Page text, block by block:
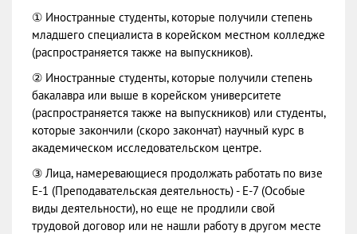
① Иностранные студенты, которые получили степень
младшего специалиста в корейском местном колледже
(распространяется также на выпускников).
② Иностранные студенты, которые получили степень
бакалавра или выше в корейском университете
(распространяется также на выпускников) или студенты,
которые закончили (скоро закончат) научный курс в
академическом исследовательском центре.
③ Лица, намеревающиеся продолжать работать по визе
Е-1 (Преподавательская деятельность) - Е-7 (Особые
виды деятельности), но еще не продлили свой
трудовой договор или не нашли работу в другом месте